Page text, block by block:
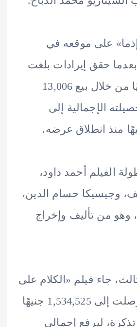
موقعه في
إيرادات بلغت
2,130,974 جنيهًا من خلال بيع 13,006
إلى
أحمد داود،
حسام الدين،
وإخراج
فيلم «الكلام على
إيه» بإيرادات وصلت إلى 1,534,525 جنيهًا
تذكرة، ليرفع إجمالي